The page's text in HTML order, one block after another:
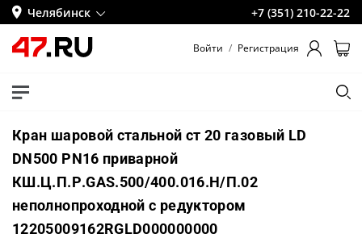
Челябинск +7 (351) 210-22-22
Войти / Регистрация
Кран шаровой стальной ст 20 газовый LD
DN500 PN16 приварной
КШ.Ц.П.Р.GAS.500/400.016.Н/П.02
неполнопроходной с редуктором
12205009162RGLD000000000